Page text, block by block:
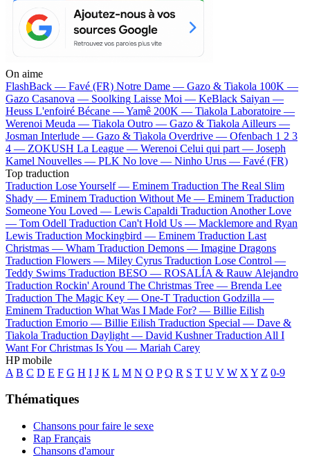
On aime
FlashBack — Favé (FR) Notre Dame — Gazo & Tiakola 100K —
Gazo Casanova — Soolking Laisse Moi — KeBlack Saiyan —
Heuss L'enfoiré Bécane —Yamê 200K — Tiakola Laboratoire —
Werenoi Meuda — Tiakola Outro — Gazo & Tiakola Ailleurs —
Josman Interlude — Gazo & Tiakola Overdrive — Ofenbach 1 2 3
4 — ZOKUSH La League — Werenoi Celui qui part — Joseph
Kamel Nouvelles — PLK No love — Ninho Urus — Favé (FR)
Top traduction
Traduction Lose Yourself — Eminem Traduction The Real Slim
Shady — Eminem Traduction Without Me — Eminem Traduction
Someone You Loved — Lewis Capaldi Traduction Another Love
— Tom Odell Traduction Can't Hold Us — Macklemore and Ryan
Lewis Traduction Mockingbird — Eminem Traduction Last
Christmas — Wham Traduction Demons — Imagine Dragons
Traduction Flowers — Miley Cyrus Traduction Lose Control —
Teddy Swims Traduction BESO — ROSALÍA & Rauw Alejandro
Traduction Rockin' Around The Christmas Tree — Brenda Lee
Traduction The Magic Key — One-T Traduction Godzilla —
Eminem Traduction What Was I Made For? — Billie Eilish
Traduction Emorio — Billie Eilish Traduction Special — Dave &
Tiakola Traduction Daylight — David Kushner Traduction All I
Want For Christmas Is You — Mariah Carey
HP mobile
A B C D E F G H I J K L M N O P Q R S T U V W X Y Z 0-9
Thématiques
Chansons pour faire le sexe
Rap Français
Chansons d'amour